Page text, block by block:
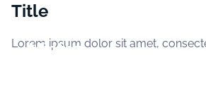
Title
Lorem ipsum dolor sit amet,
Mieten